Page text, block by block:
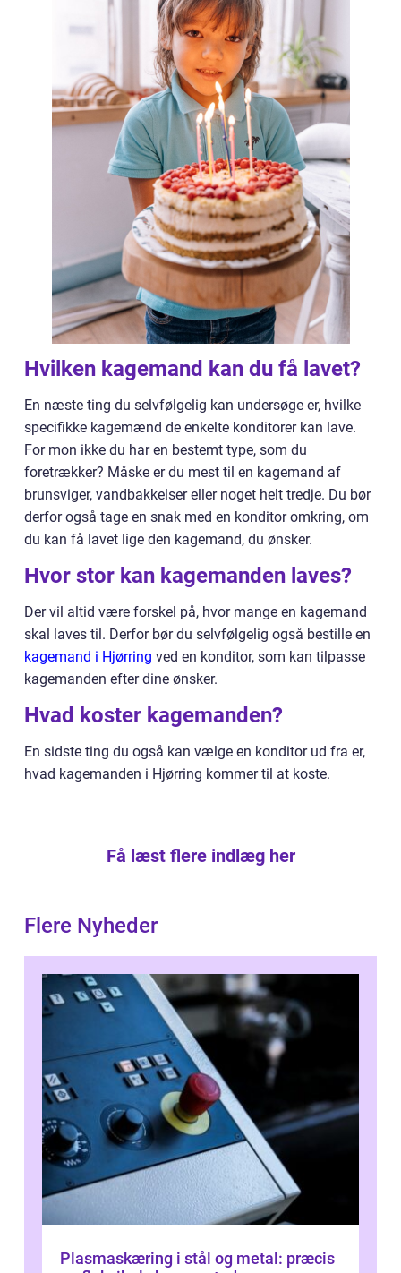
Hvilken kagemand kan du få lavet?
En næste ting du selvfølgelig kan undersøge er, hvilke
specifikke kagemænd de enkelte konditorer kan lave.
For mon ikke du har en bestemt type, som du
foretrækker? Måske er du mest til en kagemand af
brunsviger, vandbakkelser eller noget helt tredje. Du bør
derfor også tage en snak med en konditor omkring, om
du kan få lavet lige den kagemand, du ønsker.
Hvor stor kan kagemanden laves?
Der vil altid være forskel på, hvor mange en kagemand
skal laves til. Derfor bør du selvfølgelig også bestille en
kagemand i Hjørring ved en konditor, som kan tilpasse
kagemanden efter dine ønsker.
Hvad koster kagemanden?
En sidste ting du også kan vælge en konditor ud fra er,
hvad kagemanden i Hjørring kommer til at koste.
Få læst flere indlæg her
Flere Nyheder
Plasmaskæring i stål og metal: præcis